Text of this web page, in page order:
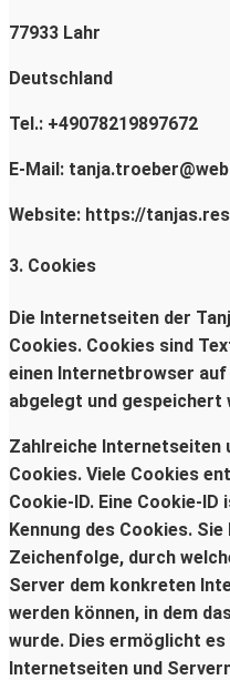
77933 Lahr
Deutschland
Tel.: +49078219897672
E-Mail:
Website: https://
3. Cookies
Die Internetseiten der
Cookies. Cookies sind
einen Internetbrowser
abgelegt und gespeichert
Zahlreiche Internetseiten
Cookies. Viele Cookies
Cookie-ID. Eine Cookie-
Kennung des Cookies.
Zeichenfolge, durch
Server dem konkreten
werden können, in dem
wurde. Dies ermöglicht
Internetseiten und